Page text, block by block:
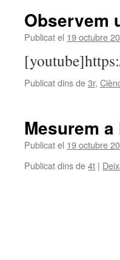
Observem
Publicat el 19 octubre
Publicat dins de3r,
Mesurem
Publicat el 19 octubre
Publicat dins de4t |